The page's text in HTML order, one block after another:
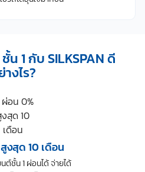
1 กับ SILKSPAN ดี
งไร?
งสุด 10 เดือน
ต์ชั้น 1 ผ่อนได้ จ่ายได้